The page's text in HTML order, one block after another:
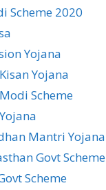
Scheme 2020
Yojana
Yojana
Scheme
Mantri Yojana
Govt Scheme
Scheme